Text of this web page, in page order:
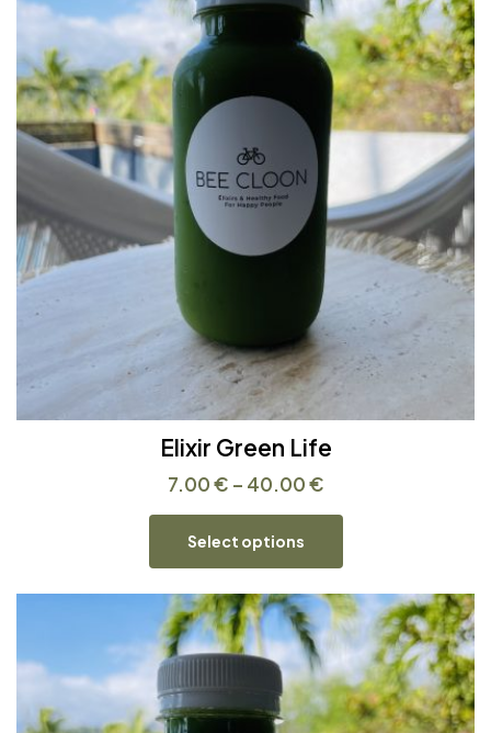
Elixir Green Life
7.00€ – 40.00€
Select options